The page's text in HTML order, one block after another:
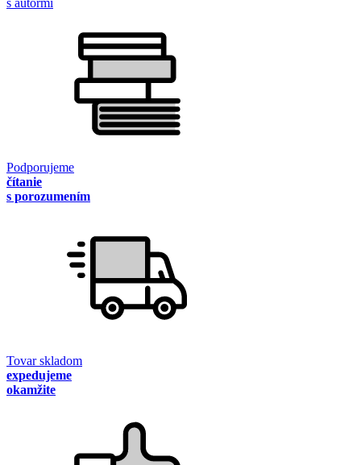
s autormi
Podporujeme
čítanie
s porozumením
Tovar skladom
expedujeme
okamžite